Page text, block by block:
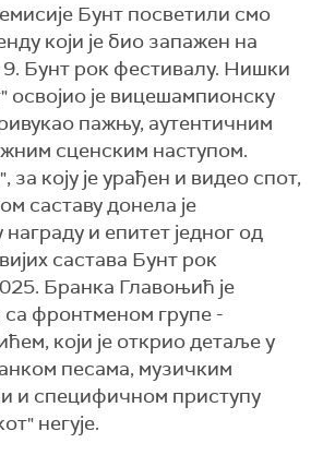
Бунт посветили смо
који је био запажен на
Бунт рок фестивалу. Нишки
освојио је вицешампионску
пажњу, аутентичним
сценским наступом.
коју је урађен и видео спот,
саставу донела је
и епитет једног од
састава Бунт рок
Бранка Главоњић је
са фронтменом групе -
који је открио детаље у
песама, музичким
и специфичном приступу
негује.